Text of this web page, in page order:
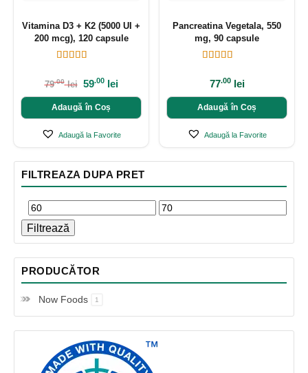
FILTREAZA DUPA PRET
Filtrează
PRODUCĂTOR
Now Foods 1
Vitamina D3 + K2 (5000 UI +
200 mcg), 120 capsule
79.00 lei 59.00 lei
Adaugă în Coș
Adaugă la Favorite
Pancreatina Vegetala, 550
mg, 90 capsule
77.00 lei
Adaugă în Coș
Adaugă la Favorite